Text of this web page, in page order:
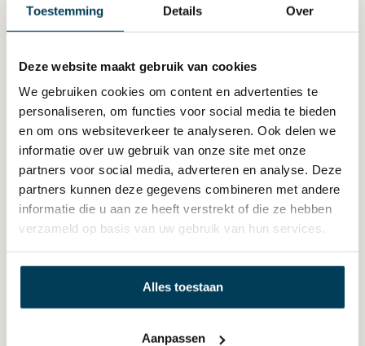
Toestemming Details Over
Deze website maakt gebruik van cookies
We gebruiken cookies om content en advertenties te
personaliseren, om functies voor social media te bieden
en om ons websiteverkeer te analyseren. Ook delen we
informatie over uw gebruik van onze site met onze
partners voor social media, adverteren en analyse. Deze
partners kunnen deze gegevens combineren met andere
informatie die u aan ze heeft verstrekt of die ze hebben
verzameld op basis van uw gebruik van hun services.
Alles toestaan
Aanpassen
wordt.
bedden kopen in
Arnhem ? DeAvek
Ninety boxspring
en andere Avek
modellen zijn te
koop bijSlaap
Studio in Arnhem
, dé beddenwinkel
voor
kwaliteitsbedden
slaapadvies. In de
de Avek bedden